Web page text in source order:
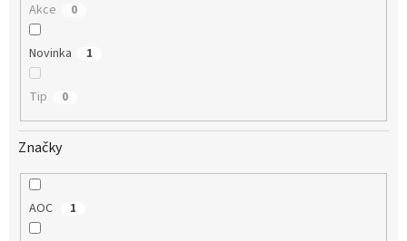
Akce 0
Novinka 1
Tip 0
Značky
AOC 1